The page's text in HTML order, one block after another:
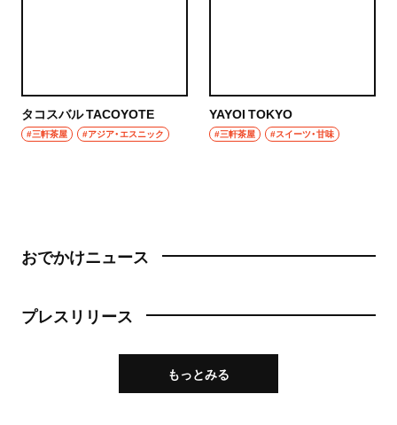
タコスバル TACOYOTE
#三軒茶屋 #アジア・エスニック
YAYOI TOKYO
#三軒茶屋 #スイーツ・甘味
おでかけニュース
プレスリリース
もっとみる